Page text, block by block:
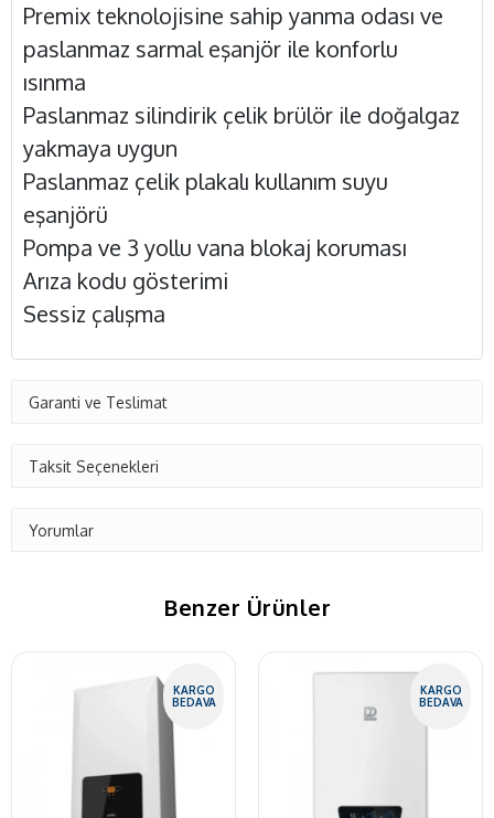
Premix teknolojisine sahip yanma odası ve
paslanmaz sarmal eşanjör ile konforlu
ısınma
Paslanmaz silindirik çelik brülör ile doğalgaz
yakmaya uygun
Paslanmaz çelik plakalı kullanım suyu
eşanjörü
Pompa ve 3 yollu vana blokaj koruması
Arıza kodu gösterimi
Sessiz çalışma
Garanti ve Teslimat
Taksit Seçenekleri
Yorumlar
Benzer Ürünler
KARGO
BEDAVA
KARGO
BEDAVA